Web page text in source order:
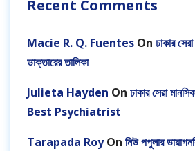
Recent Comments
Macie R. Q. Fuentes On ঢাকার
ডাক্তারের তালিকা
Julieta Hayden On ঢাকার সেরা
Best Psychiatrist
Tarapada RoyOn নিউ পপুলার